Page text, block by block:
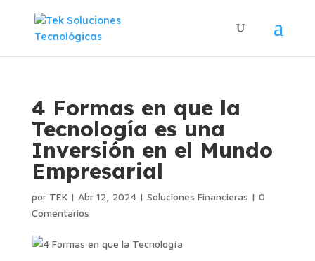
4 Formas en que la
Tecnología es una
Inversión en el Mundo
Empresarial
por TEK| Abr 12, 2024 | Soluciones Financieras | 0
Comentarios